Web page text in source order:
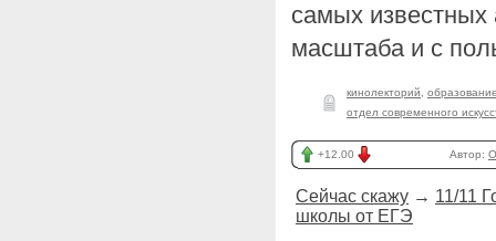
самых известных
масштаба и с
кинолекторий
отдел современного
+12.00 Автор:
Сейчас скажу → 11/11
школы от ЕГЭ